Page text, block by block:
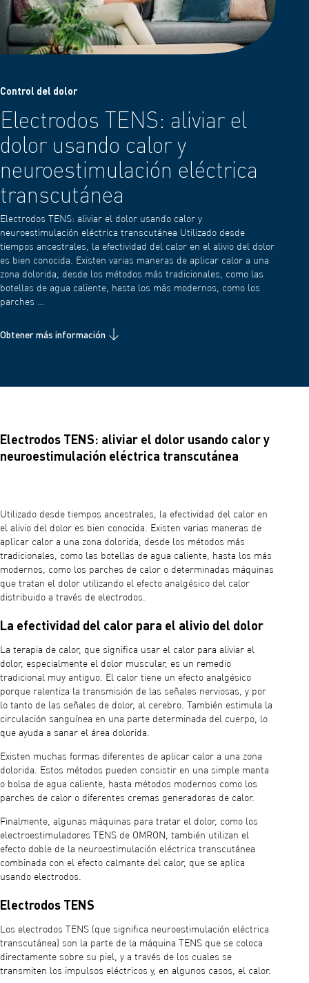
Control del dolor
Electrodos TENS: aliviar el
dolor usando calor y
neuroestimulación eléctrica
transcutánea
Electrodos TENS: aliviar el dolor usando calor y
neuroestimulación eléctrica transcutánea Utilizado desde
tiempos ancestrales, la efectividad del calor en el alivio del dolor
es bien conocida. Existen varias maneras de aplicar calor a una
zona dolorida, desde los métodos más tradicionales, como las
botellas de agua caliente, hasta los más modernos, como los
parches …
Obtener más información
Electrodos TENS: aliviar el dolor usando calor y
neuroestimulación eléctrica transcutánea
Utilizado desde tiempos ancestrales, la efectividad del calor en
el alivio del dolor es bien conocida. Existen varias maneras de
aplicar calor a una zona dolorida, desde los métodos más
tradicionales, como las botellas de agua caliente, hasta los más
modernos, como los parches de calor o determinadas máquinas
que tratan el dolor utilizando el efecto analgésico del calor
distribuido a través de electrodos.
La efectividad del calor para el alivio del dolor
La terapia de calor, que significa usar el calor para aliviar el
dolor, especialmente el dolor muscular, es un remedio
tradicional muy antiguo. El calor tiene un efecto analgésico
porque ralentiza la transmisión de las señales nerviosas, y por
lo tanto de las señales de dolor, al cerebro. También estimula la
circulación sanguínea en una parte determinada del cuerpo, lo
que ayuda a sanar el área dolorida.
Existen muchas formas diferentes de aplicar calor a una zona
dolorida. Estos métodos pueden consistir en una simple manta
o bolsa de agua caliente, hasta métodos modernos como los
parches de calor o diferentes cremas generadoras de calor.
Finalmente, algunas máquinas para tratar el dolor, como los
electroestimuladores TENS de OMRON, también utilizan el
efecto doble de la neuroestimulación eléctrica transcutánea
combinada con el efecto calmante del calor, que se aplica
usando electrodos.
Electrodos TENS
Los electrodos TENS (que significa neuroestimulación eléctrica
transcutánea) son la parte de la máquina TENS que se coloca
directamente sobre su piel, y a través de los cuales se
transmiten los impulsos eléctricos y, en algunos casos, el calor.